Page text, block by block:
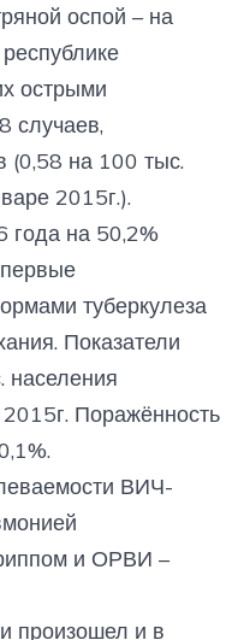
оспой – на
острыми
случаев,
(0,58 на 100 тыс.
2015г.).
года на 50,2%
туберкулеза
Показатели
населения
Поражённость
ВИЧ-
и ОРВИ –
произошел и в